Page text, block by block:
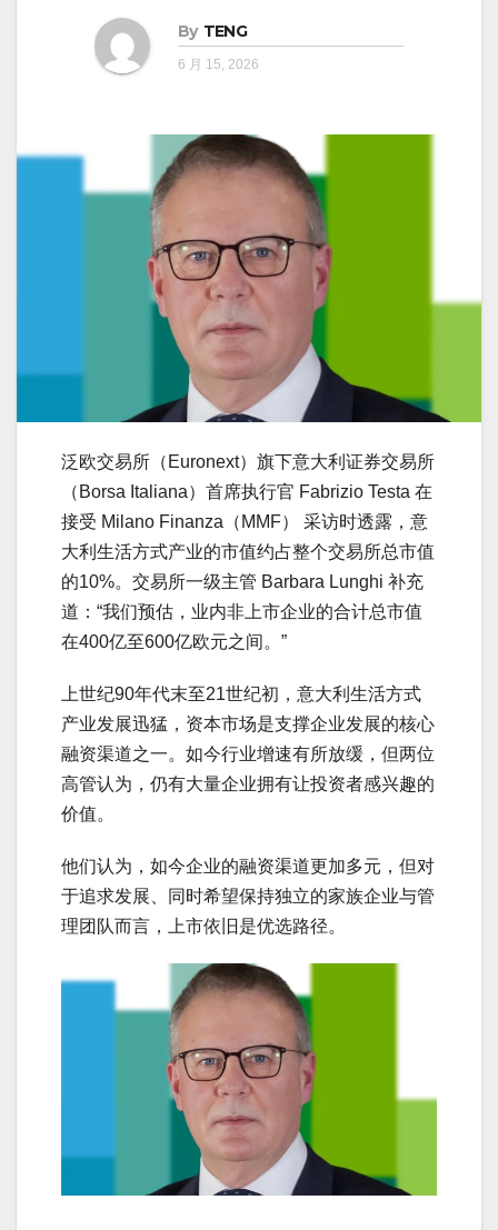
By TENG
6 月 15, 2026
泛欧交易所（Euronext）旗下意大利证券交易所
（Borsa Italiana）首席执行官 Fabrizio Testa 在
接受 Milano Finanza（MMF） 采访时透露，意
大利生活方式产业的市值约占整个交易所总市值
的10%。交易所一级主管 Barbara Lunghi 补充
道：“我们预估，业内非上市企业的合计总市值
在400亿至600亿欧元之间。”
上世纪90年代末至21世纪初，意大利生活方式
产业发展迅猛，资本市场是支撑企业发展的核心
融资渠道之一。如今行业增速有所放缓，但两位
高管认为，仍有大量企业拥有让投资者感兴趣的
价值。
他们认为，如今企业的融资渠道更加多元，但对
于追求发展、同时希望保持独立的家族企业与管
理团队而言，上市依旧是优选路径。